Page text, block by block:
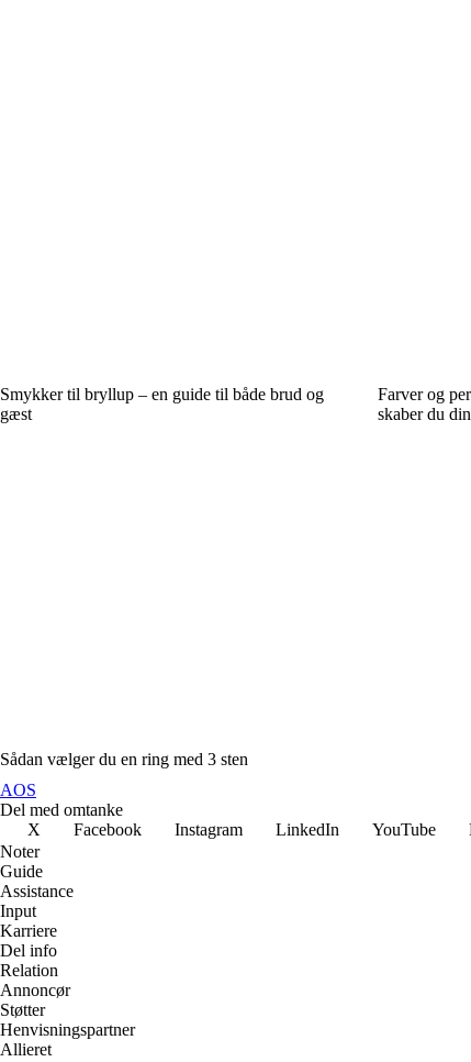
Smykker til bryllup – en guide til både brud og
gæst
Farver og
skaber du
Sådan vælger du en ring med 3 sten
AOS
Del med omtanke
X
Facebook Instagram LinkedIn YouTube
Noter
Guide
Assistance
Input
Karriere
Del info
Relation
Annoncør
Støtter
Henvisningspartner
Allieret